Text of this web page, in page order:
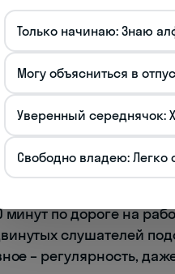
запомнила более
на обучение
в Париж,
лексику – это
изначально
в учебное время.
минут по дороге на
слушателей
– регулярность,
Только начинаю: Знаю
Могу объясниться в
Уверенный середнячок:
Свободно владею: